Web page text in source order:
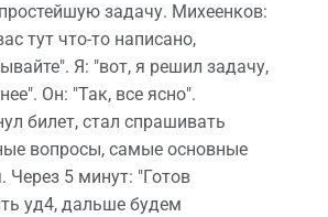
задачу. Михеенков:
тут что-то написано,
Я: "вот, я решил задачу,
Он: "Так, все ясно".
билет, стал спрашивать
вопросы, самые основные
Через 5 минут: "Готов
уд4, дальше будем